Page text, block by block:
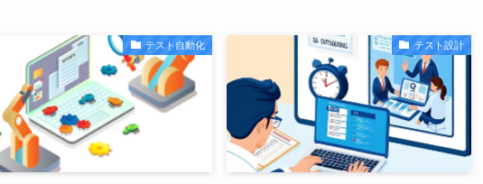
テスト自動化 テスト設計